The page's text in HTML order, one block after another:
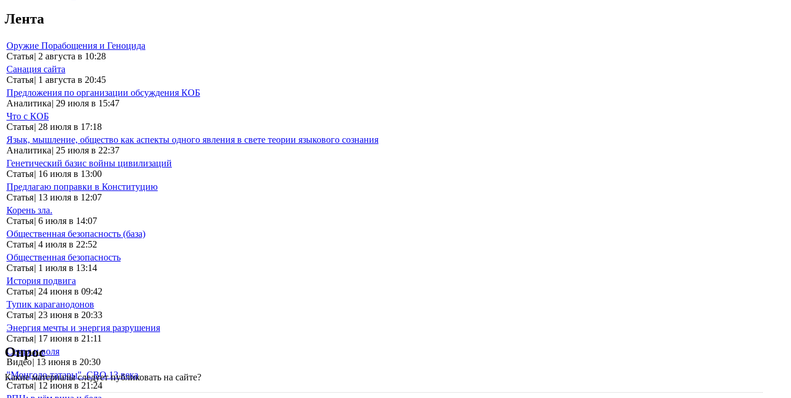
Лента
Оружие Порабощения и Геноцида
Статья| 2 августа в 10:28
Санация сайта
Статья| 1 августа в 20:45
Предложения по организации обсуждения КОБ
Аналитика| 29 июля в 15:47
Что с КОБ
Статья| 28 июля в 17:18
Язык, мышление, общество как аспекты одного явления в свете теории языкового сознания
Аналитика| 25 июля в 22:37
Генетический базис войны цивилизаций
Статья| 16 июля в 13:00
Предлагаю поправки в Конституцию
Статья| 13 июля в 12:07
Корень зла.
Статья| 6 июля в 14:07
Общественная безопасность (база)
Статья| 4 июля в 22:52
Общественная безопасность
Статья| 1 июля в 13:14
История подвига
Статья| 24 июня в 09:42
Тупик караганодонов
Статья| 23 июня в 20:33
Энергия мечты и энергия разрушения
Статья| 17 июня в 21:11
Семья и воля
Видео| 13 июня в 20:30
"Монголо-татары". СВО 13 века
Статья| 12 июня в 21:24
Опрос
Какие материалы следует публиковать на сайте?